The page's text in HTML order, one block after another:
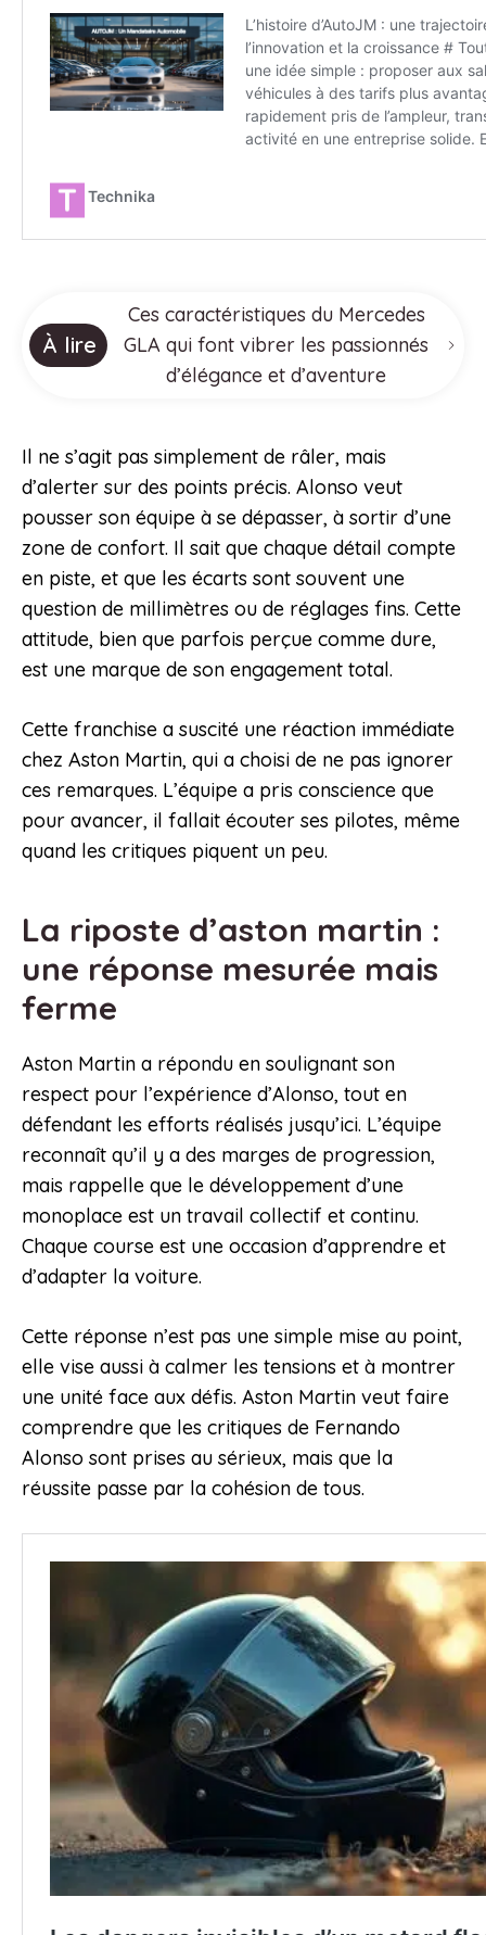
À lire
Ces caractéristiques du Mercedes
GLA qui font vibrer les passionnés
d’élégance et d’aventure
Il ne s’agit pas simplement de râler, mais
d’alerter sur des points précis. Alonso veut
pousser son équipe à se dépasser, à sortir d’une
zone de confort. Il sait que chaque détail compte
en piste, et que les écarts sont souvent une
question de millimètres ou de réglages fins. Cette
attitude, bien que parfois perçue comme dure,
est une marque de son engagement total.
Cette franchise a suscité une réaction immédiate
chez Aston Martin, qui a choisi de ne pas ignorer
ces remarques. L’équipe a pris conscience que
pour avancer, il fallait écouter ses pilotes, même
quand les critiques piquent un peu.
La riposte d’aston martin :
une réponse mesurée mais
ferme
Aston Martin a répondu en soulignant son
respect pour l’expérience d’Alonso, tout en
défendant les efforts réalisés jusqu’ici. L’équipe
reconnaît qu’il y a des marges de progression,
mais rappelle que le développement d’une
monoplace est un travail collectif et continu.
Chaque course est une occasion d’apprendre et
d’adapter la voiture.
Cette réponse n’est pas une simple mise au point,
elle vise aussi à calmer les tensions et à montrer
une unité face aux défis. Aston Martin veut faire
comprendre que les critiques de Fernando
Alonso sont prises au sérieux, mais que la
réussite passe par la cohésion de tous.